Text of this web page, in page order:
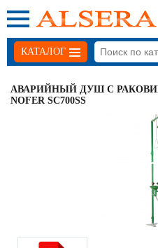
КАТАЛОГ
АВАРИЙНЫЙ ДУШ С
NOFER SC700SS